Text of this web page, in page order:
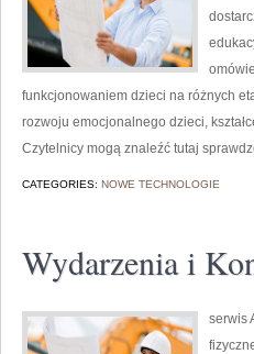
funkcjonowaniem dzieci na różnych
rozwoju emocjonalnego dzieci,
Czytelnicy mogą znaleźć tutaj
CATEGORIES: NOWE TECHNOLOGIE
Wydarzenia i
serwis